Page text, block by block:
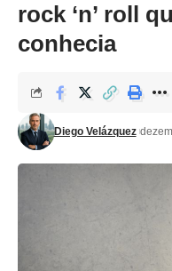
rock ‘n’ roll
conhecia
Diego Velázquez